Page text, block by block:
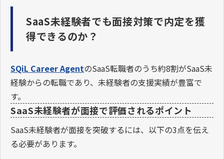
SaaS未経験者でも面接対策で内定を獲
得できるのか？
SQiL Career AgentのSaaS転職者のうち約8割がSaaS未
経験からの転職であり、未経験者の支援実績が豊富で
す。
SaaS未経験者が面接で評価されるポイント
SaaS未経験者が面接を突破するには、以下の3点を伝え
る必要があります。